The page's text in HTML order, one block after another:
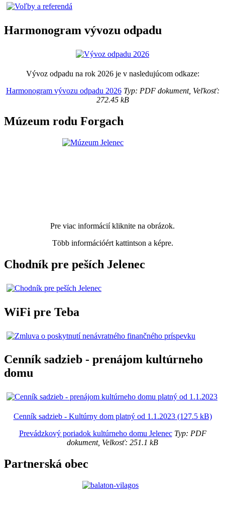
Harmonogram vývozu odpadu
Vývoz odpadu na rok 2026 je v nasledujúcom odkaze:
Harmonogram vývozu odpadu 2026Typ: PDF dokument, Veľkosť:
272.45 kB
Múzeum rodu Forgach
Pre viac informácií kliknite na obrázok.
Több információért kattintson a képre.
Chodník pre peších Jelenec
WiFi pre Teba
Cenník sadzieb - prenájom kultúrneho
domu
Cenník sadzieb - Kultúrny dom platný od 1.1.2023 (127.5 kB)
Prevádzkový poriadok kultúrneho domu JelenecTyp: PDF
dokument, Velkosť: 251.1 kB
Partnerská obec